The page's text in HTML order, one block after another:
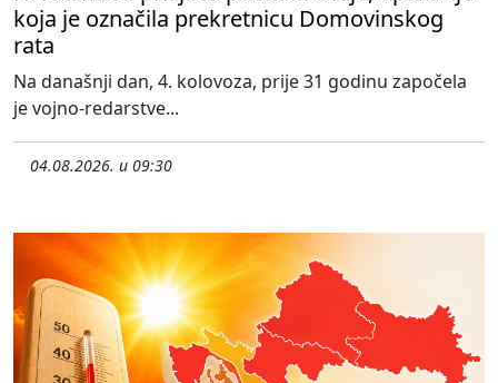
koja je označila prekretnicu Domovinskog
rata
Na današnji dan, 4. kolovoza, prije 31 godinu započela
je vojno-redarstve...
04.08.2026. u 09:30